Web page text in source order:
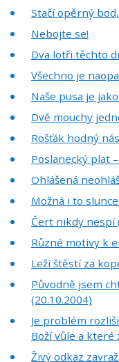
Stačí opěrný
Nebojte se!
Dva lotři těchto
Všechno je
Naše pusa je
Dvě mouchy
Rošťák hodný
Poslanecký plat –
Ohlášená
Možná i to
Čert nikdy nespí
Různé motivy k
Leží štěstí za
Původně jsem
(20.10.2004)
Je problém
Boží vůle a které
Živý odkaz